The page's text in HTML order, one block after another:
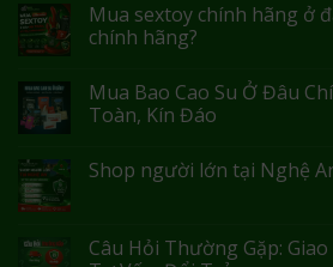
Mua sextoy chính hãng ở
chính hãng?
Mua Bao Cao Su Ở Đâu
Toàn, Kín Đáo
Shop người lớn tại Nghệ
Câu Hỏi Thường Gặp: